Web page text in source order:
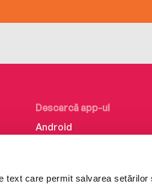
text care permit salvarea setărilor
Descarcă app-ul
Android